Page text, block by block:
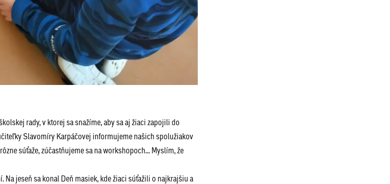
rady, v ktorej sa snažíme, aby sa aj žiaci zapojili do
Slavomíry Karpáčovej informujeme našich spolužiakov
súťaže, zúčastňujeme sa na workshopoch... Myslím, že
jeseň sa konal Deň masiek, kde žiaci súťažili o najkrajšiu a